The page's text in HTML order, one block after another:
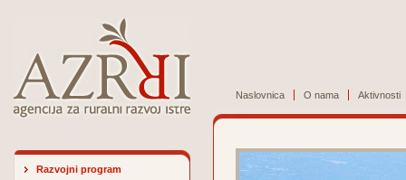
Naslovnica O nama Aktivnosti
Razvojni program